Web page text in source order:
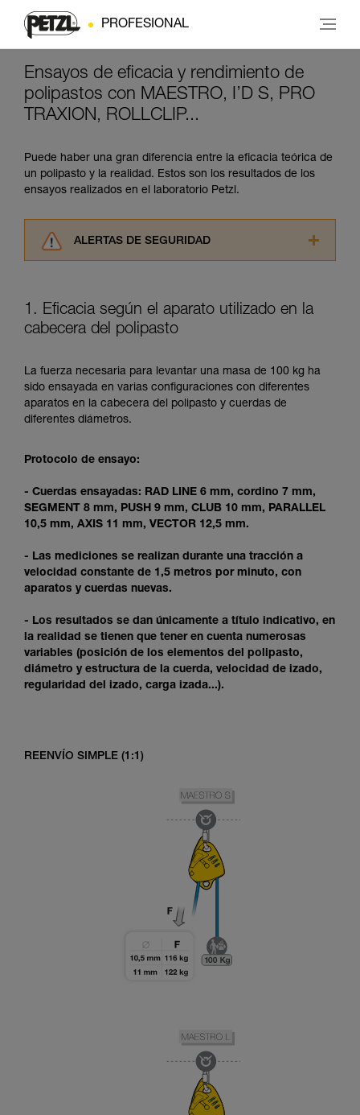
PROFESIONAL
Ensayos de eficacia y rendimiento de
polipastos con MAESTRO, I’D S, PRO
TRAXION, ROLLCLIP...
Puede haber una gran diferencia entre la eficacia teórica de
un polipasto y la realidad. Estos son los resultados de los
ensayos realizados en el laboratorio Petzl.
ALERTAS DE SEGURIDAD
consultarlo. Usted debe comprender la
información de la ficha técnica para poder
comprender este complemento informativo.
y un entrenamiento específico. Confirme a
través de un profesional su capacidad para
ejecutar estas técnicas, solo y con total
seguridad, antes de ejecutarlas de forma
su actividad. Pueden existir otras que no
1. Eficacia según el aparato utilizado en la
cabecera del polipasto
La fuerza necesaria para levantar una masa de 100 kg ha
sido ensayada en varias configuraciones con diferentes
aparatos en la cabecera del polipasto y cuerdas de
diferentes diámetros.
Protocolo de ensayo:
- Cuerdas ensayadas: RAD LINE 6 mm, cordino 7 mm,
SEGMENT 8 mm, PUSH 9 mm, CLUB 10 mm, PARALLEL
10,5 mm, AXIS 11 mm, VECTOR 12,5 mm.
- Las mediciones se realizan durante una tracción a
velocidad constante de 1,5 metros por minuto, con
aparatos y cuerdas nuevas.
- Los resultados se dan únicamente a título indicativo, en
la realidad se tienen que tener en cuenta numerosas
variables (posición de los elementos del polipasto,
diámetro y estructura de la cuerda, velocidad de izado,
regularidad del izado, carga izada...).
REENVÍO SIMPLE (1:1)